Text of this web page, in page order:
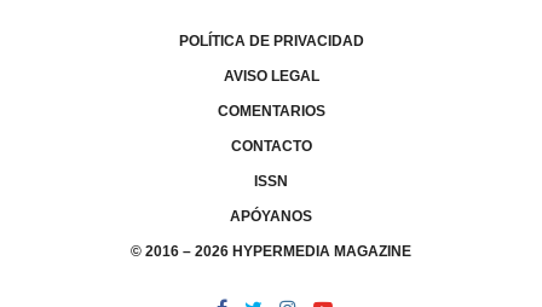
POLÍTICA DE PRIVACIDAD
AVISO LEGAL
COMENTARIOS
CONTACTO
ISSN
APÓYANOS
© 2016 – 2026 HYPERMEDIA MAGAZINE